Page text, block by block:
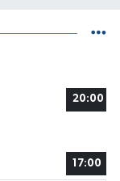
20:00
17:00